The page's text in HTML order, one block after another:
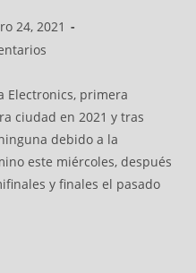
24, 2021
Electronics, primera
ciudad en 2021 y tras
debido a la
este miércoles, después
y finales el pasado